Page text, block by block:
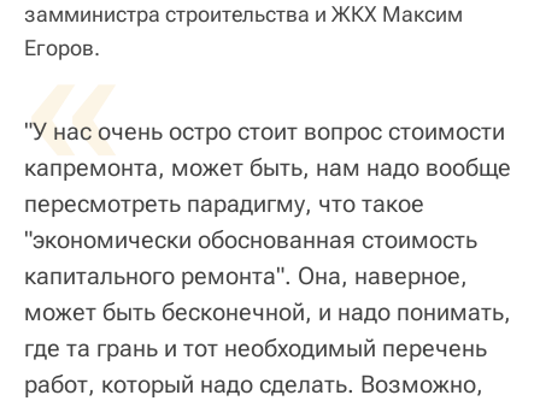
замминистра строительства и ЖКХ Максим
Егоров.
«
"У нас очень остро стоит вопрос стоимости
капремонта, может быть, нам надо вообще
пересмотреть парадигму, что такое
"экономически обоснованная стоимость
капитального ремонта". Она, наверное,
может быть бесконечной, и надо понимать,
где та грань и тот необходимый перечень
работ, который надо сделать. Возможно,